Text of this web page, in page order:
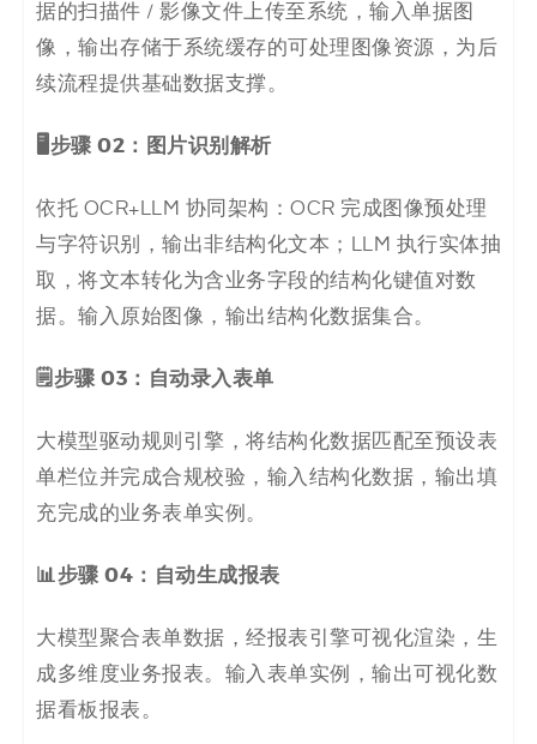
据的扫描件 / 影像文件上传至系统，输入单据图
像，输出存储于系统缓存的可处理图像资源，为后
续流程提供基础数据支撑。
🖥️步骤 02：图片识别解析
依托 OCR+LLM 协同架构：OCR 完成图像预处理
与字符识别，输出非结构化文本；LLM 执行实体抽
取，将文本转化为含业务字段的结构化键值对数
据。输入原始图像，输出结构化数据集合。
🗒️步骤 03：自动录入表单
大模型驱动规则引擎，将结构化数据匹配至预设表
单栏位并完成合规校验，输入结构化数据，输出填
充完成的业务表单实例。
📊步骤 04：自动生成报表
大模型聚合表单数据，经报表引擎可视化渲染，生
成多维度业务报表。输入表单实例，输出可视化数
据看板报表。